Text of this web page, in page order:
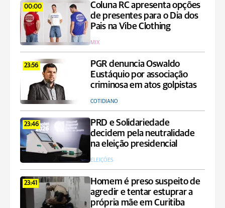
00:00
Coluna RC apresenta opções
de presentes para o Dia dos
Pais na Vibe Clothing
MIX
23:56
PGR denuncia Oswaldo
Eustáquio por associação
criminosa em atos golpistas
COTIDIANO
23:46
PRD e Solidariedade
decidem pela neutralidade
na eleição presidencial
ELEIÇÕES
23:41
Homem é preso suspeito de
agredir e tentar estuprar a
própria mãe em Curitiba